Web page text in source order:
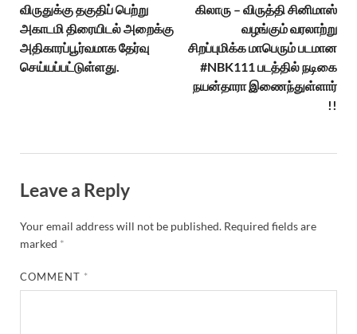
விருதுக்கு தகுதிப் பெற்று
அகாடமி திரையிடல் அறைக்கு
அதிகாரப்பூர்வமாக தேர்வு
செய்யப்பட்டுள்ளது.
கிலாரு – விருத்தி சினிமாஸ்
வழங்கும் வரலாற்று
சிறப்புமிக்க மாபெரும் படமான
#NBK111 படத்தில் நடிகை
நயன்தாரா இணைந்துள்ளார்
!!
Leave a Reply
Your email address will not be published. Required fields are
marked *
COMMENT *